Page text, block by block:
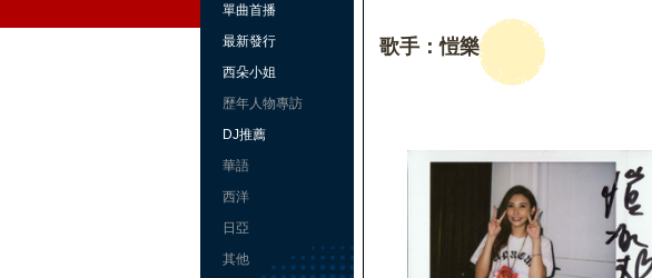
單曲首播
最新發行
西朵小姐
歷年人物專訪
DJ推薦
華語
西洋
日亞
其他
歌手：愷樂